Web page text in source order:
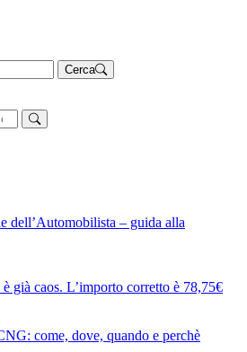
Cerca
dell’Automobilista – guida alla
già caos. L’importo corretto è 78,75€
come, dove, quando e perchè